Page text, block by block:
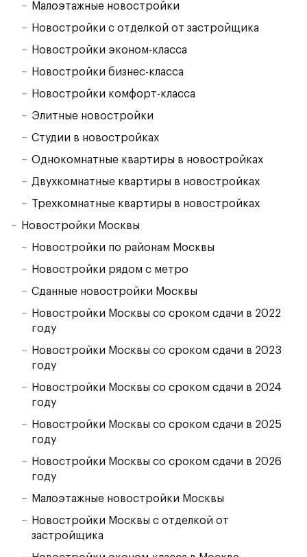
Малоэтажные новостройки
Новостройки с отделкой от застройщика
Новостройки эконом-класса
Новостройки бизнес-класса
Новостройки комфорт-класса
Элитные новостройки
Студии в новостройках
Однокомнатные квартиры в новостройках
Двухкомнатные квартиры в новостройках
Трехкомнатные квартиры в новостройках
Новостройки Москвы
Новостройки по районам Москвы
Новостройки рядом с метро
Сданные новостройки Москвы
Новостройки Москвы со сроком сдачи в 2022
году
Новостройки Москвы со сроком сдачи в 2023
году
Новостройки Москвы со сроком сдачи в 2024
году
Новостройки Москвы со сроком сдачи в 2025
году
Новостройки Москвы со сроком сдачи в 2026
году
Малоэтажные новостройки Москвы
Новостройки Москвы с отделкой от
застройщика